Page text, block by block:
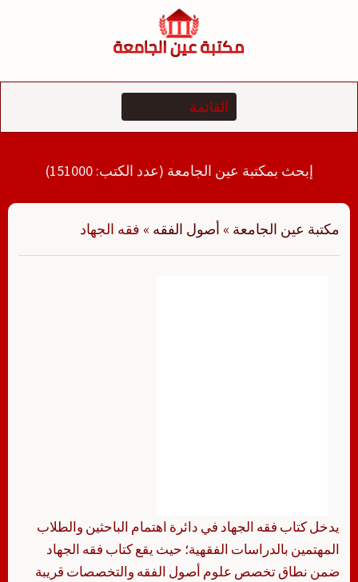
إبحث بمكتبة عين الجامعة (عدد الكتب: 151000)
مكتبة عين الجامعة » أصول الفقه » فقه الجهاد
يدخل كتاب فقه الجهاد في دائرة اهتمام الباحثين والطلاب
المهتمين بالدراسات الفقهية؛ حيث يقع كتاب فقه الجهاد
ضمن نطاق تخصص علوم أصول الفقه والتخصصات قريبة